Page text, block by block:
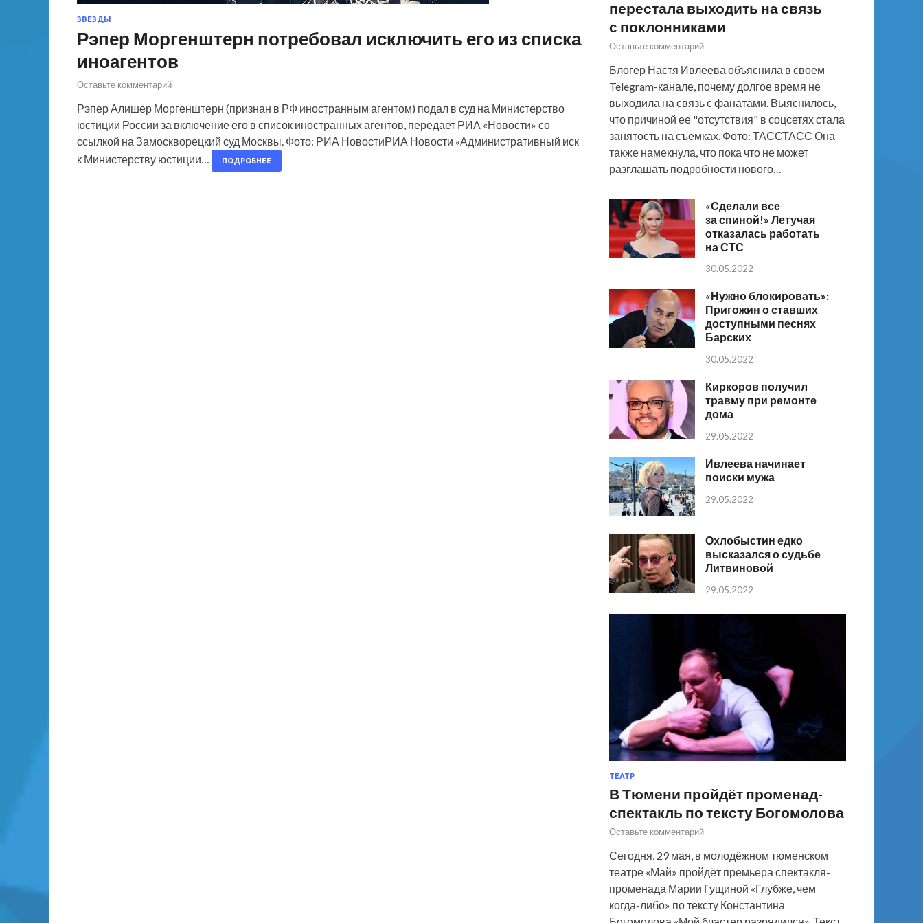
ЗВЕЗДЫ
Рэпер Моргенштерн потребовал исключить его из списка
иноагентов
Оставьте комментарий
Рэпер Алишер Моргенштерн (признан в РФ иностранным агентом) подал в суд на Министерство
юстиции России за включение его в список иностранных агентов, передает РИА «Новости» со
ссылкой на Замоскворецкий суд Москвы. Фото: РИА НовостиРИА Новости «Административный иск
к Министерству юстиции…
ПОДРОБНЕЕ
перестала выходить на связь
с поклонниками
Оставьте комментарий
Блогер Настя Ивлеева объяснила в своем
Telegram-канале, почему долгое время не
выходила на связь с фанатами. Выяснилось,
что причиной ее "отсутствия" в соцсетях стала
занятость на съемках. Фото: ТАССТАСС Она
также намекнула, что пока что не может
разглашать подробности нового…
«Сделали все
за спиной!» Летучая
отказалась работать
на СТС
30.05.2022
«Нужно блокировать»:
Пригожин о ставших
доступными песнях
Барских
30.05.2022
Киркоров получил
травму при ремонте
дома
29.05.2022
Ивлеева начинает
поиски мужа
29.05.2022
Охлобыстин едко
высказался о судьбе
Литвиновой
29.05.2022
ТЕАТР
В Тюмени пройдёт променад-
спектакль по тексту Богомолова
Оставьте комментарий
Сегодня, 29 мая, в молодёжном тюменском
театре «Май» пройдёт премьера спектакля-
променада Марии Гущиной «Глубже, чем
когда-либо» по тексту Константина